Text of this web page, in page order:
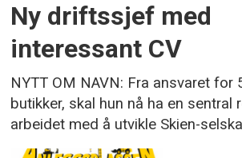
Ny driftssjef med
interessant CV
NYTT OM NAVN: Fra ansvaret for
butikker, skal hun nå ha en sentral
arbeidet med å utvikle Skien-